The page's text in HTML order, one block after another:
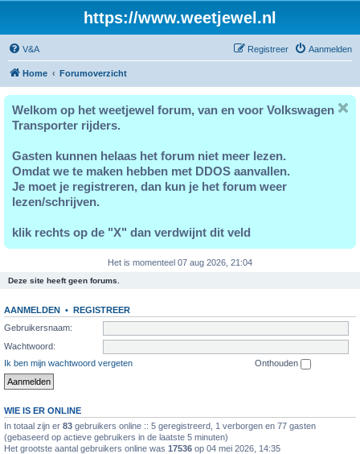
https://www.weetjewel.nl
V&A Aanmelden
Registreer
Home Forumoverzicht
Welkom op het weetjewel forum, van en voor Volkswagen
Transporter rijders.
Gasten kunnen helaas het forum niet meer lezen.
Omdat we te maken hebben met DDOS aanvallen.
Je moet je registreren, dan kun je het forum weer
lezen/schrijven.
klik rechts op de "X" dan verdwijnt dit veld
Het is momenteel 07 aug 2026, 21:04
Deze site heeft geen forums.
AANMELDEN • REGISTREER
Gebruikersnaam:
Wachtwoord:
Ik ben mijn wachtwoord vergeten
Onthouden
WIE IS ER ONLINE
In totaal zijn er 83 gebruikers online :: 5 geregistreerd, 1 verborgen en 77 gasten
(gebaseerd op actieve gebruikers in de laatste 5 minuten)
Het grootste aantal gebruikers online was 17536 op 04 mei 2026, 14:35